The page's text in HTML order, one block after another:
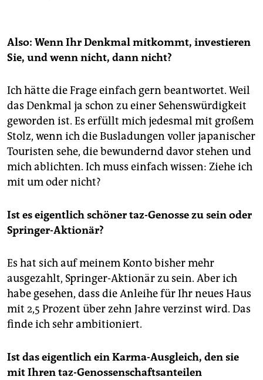
Also: Wenn Ihr Denkmal mitkommt, investieren
Sie, und wenn nicht, dann nicht?
Ich hätte die Frage einfach gern beantwortet. Weil
das Denkmal ja schon zu einer Sehenswürdigkeit
geworden ist. Es erfüllt mich jedesmal mit großem
Stolz, wenn ich die Busladungen voller japanischer
Touristen sehe, die bewundernd davor stehen und
mich ablichten. Ich muss einfach wissen: Ziehe ich
mit um oder nicht?
Ist es eigentlich schöner taz-Genosse zu sein oder
Springer-Aktionär?
Es hat sich auf meinem Konto bisher mehr
ausgezahlt, Springer-Aktionär zu sein. Aber ich
habe gesehen, dass die Anleihe für Ihr neues Haus
mit 2,5 Prozent über zehn Jahre verzinst wird. Das
finde ich sehr ambitioniert.
Ist das eigentlich ein Karma-Ausgleich, den sie
mit Ihren taz-Genossenschaftsanteilen